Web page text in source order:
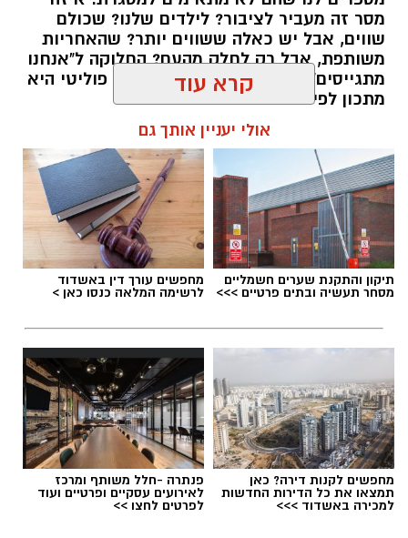
אותנו
מסר זה מעביר לציבור? לילדים שלנו? שכולם
שווים, אבל יש כאלה ששווים יותר? שהאחריות
משותפת, אבל רק לחלק מהעם? החלוקה ל"אנחנו
מתגייסים" ו"הם לא" היא לא רק ויכוח פוליטי היא
מתכון לפילוג שמפורר אותנו מבפנים.
תגים:הפגנות חרדיים גיוס לצה"ל
קרא עוד
אולי יעניין אותך גם
תיקון והתקנת שערים חשמליים
מסחר תעשיה ובתים פרטיים >>>
מחפשים עורך דין באשדוד
לרשימה המלאה כנסו כאן >
מחפשים לקנות דירה? כאן
תמצאו את כל הדירות החדשות
למכירה באשדוד >>>
פנתרה -חלל משותף ומרכז
לאירועים עסקיים ופרטיים ועוד
לפרטים לחצו >>